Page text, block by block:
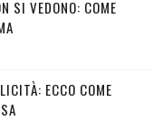
SI VEDONO: COME
ECCO COME